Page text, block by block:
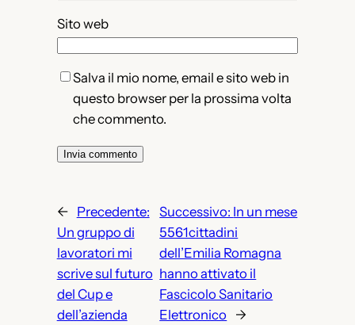
Sito web
Salva il mio nome, email e sito web in
questo browser per la prossima volta
che commento.
←
Precedente:
Un gruppo di
lavoratori mi
scrive sul futuro
del Cup e
dell’azienda
Successivo: In un mese
5561cittadini
dell’Emilia Romagna
hanno attivato il
Fascicolo Sanitario
Elettronico
→